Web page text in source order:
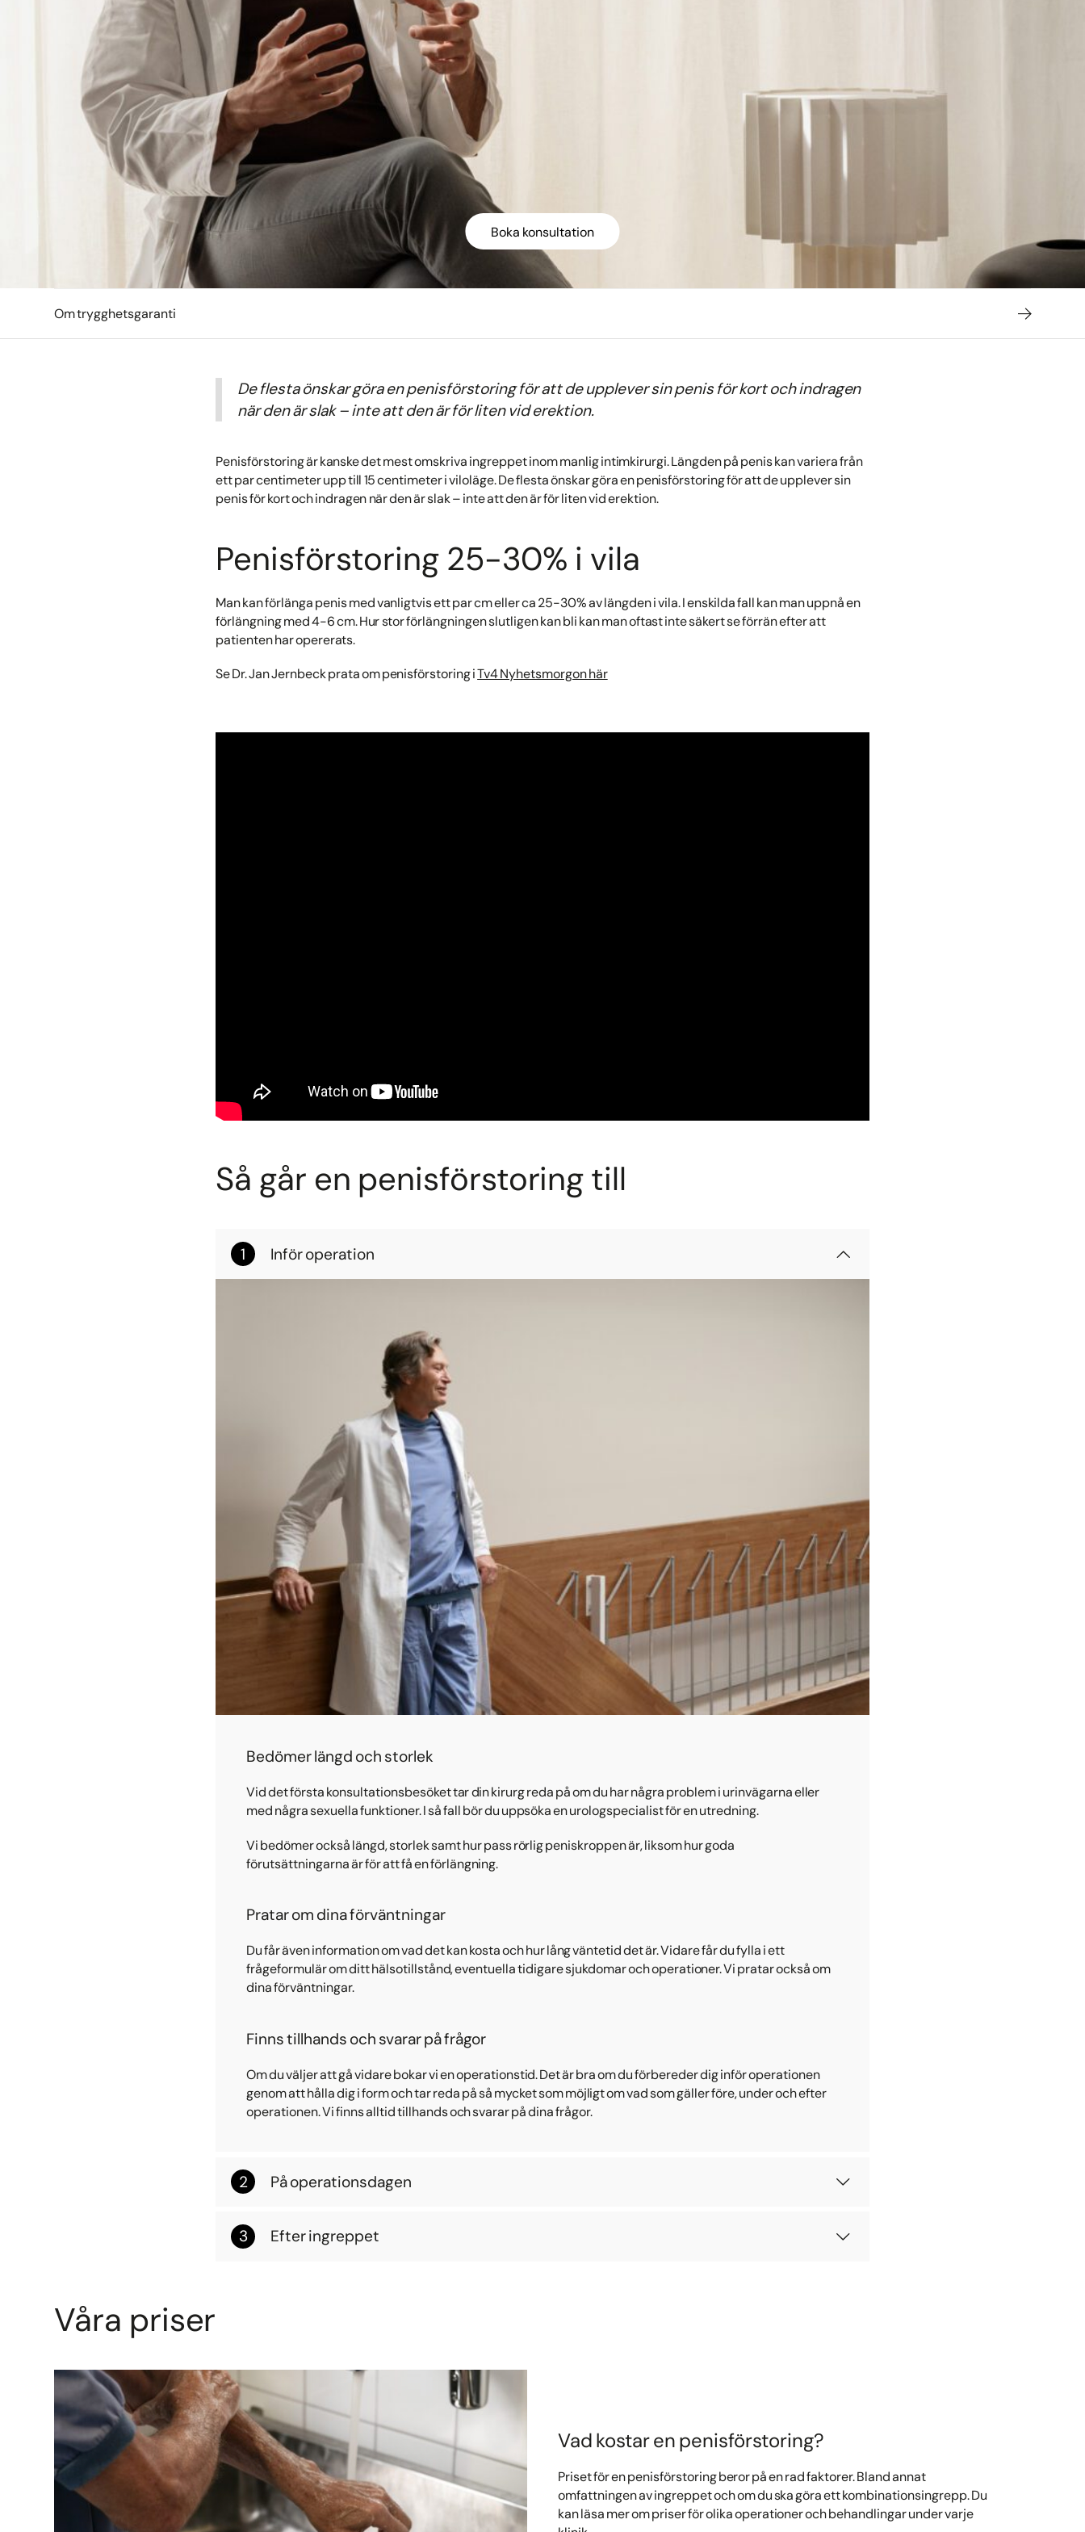
Boka konsultation
Om trygghetsgaranti
De flesta önskar göra en penisförstoring för att de upplever sin penis för kort och indragen
när den är slak – inte att den är för liten vid erektion.
Penisförstoring är kanske det mest omskriva ingreppet inom manlig intimkirurgi. Längden på penis kan variera från
ett par centimeter upp till 15 centimeter i viloläge. De flesta önskar göra en penisförstoring för att de upplever sin
penis för kort och indragen när den är slak – inte att den är för liten vid erektion.
Penisförstoring 25-30% i vila
Man kan förlänga penis med vanligtvis ett par cm eller ca 25-30% av längden i vila. I enskilda fall kan man uppnå en
förlängning med 4-6 cm. Hur stor förlängningen slutligen kan bli kan man oftast inte säkert se förrän efter att
patienten har opererats.
Se Dr. Jan Jernbeck prata om penisförstoring iTv4 Nyhetsmorgon här
Så går en penisförstoring till
Inför operation
Bedömer längd och storlek
Vid det första konsultationsbesöket tar din kirurg reda på om du har några problem i urinvägarna eller
med några sexuella funktioner. I så fall bör du uppsöka en urologspecialist för en utredning.
Vi bedömer också längd, storlek samt hur pass rörlig peniskroppen är, liksom hur goda
förutsättningarna är för att få en förlängning.
Pratar om dina förväntningar
Du får även information om vad det kan kosta och hur lång väntetid det är. Vidare får du fylla i ett
frågeformulär om ditt hälsotillstånd, eventuella tidigare sjukdomar och operationer. Vi pratar också om
dina förväntningar.
Finns tillhands och svarar på frågor
Om du väljer att gå vidare bokar vi en operationstid. Det är bra om du förbereder dig inför operationen
genom att hålla dig i form och tar reda på så mycket som möjligt om vad som gäller före, under och efter
operationen. Vi finns alltid tillhands och svarar på dina frågor.
På operationsdagen
Efter ingreppet
Våra priser
Vad kostar en penisförstoring?
Priset för en penisförstoring beror på en rad faktorer. Bland annat
omfattningen av ingreppet och om du ska göra ett kombinationsingrepp. Du
kan läsa mer om priser för olika operationer och behandlingar under varje